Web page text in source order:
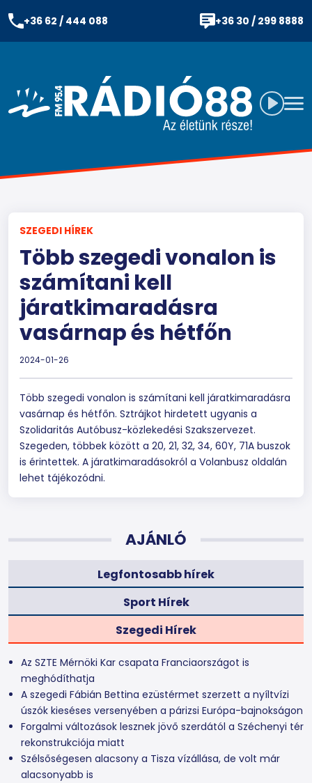
+36 62 / 444 088 +36 30 / 299 8888
SZEGEDI HÍREK
Több szegedi vonalon is
számítani kell
járatkimaradásra
vasárnap és hétfőn
2024-01-26
Több szegedi vonalon is számítani kell járatkimaradásra
vasárnap és hétfőn. Sztrájkot hirdetett ugyanis a
Szolidaritás Autóbusz-közlekedési Szakszervezet.
Szegeden, többek között a 20, 21, 32, 34, 60Y, 71A buszok
is érintettek. A járatkimaradásokról a Volanbusz oldalán
lehet tájékozódni.
AJÁNLÓ
Legfontosabb hírek
Sport Hírek
Szegedi Hírek
Az SZTE Mérnöki Kar csapata Franciaországot is
meghódíthatja
A szegedi Fábián Bettina ezüstérmet szerzett a nyíltvízi
úszók kieséses versenyében a párizsi Európa-bajnokságon
Forgalmi változások lesznek jövő szerdától a Széchenyi tér
rekonstrukciója miatt
Szélsőségesen alacsony a Tisza vízállása, de volt már
alacsonyabb is